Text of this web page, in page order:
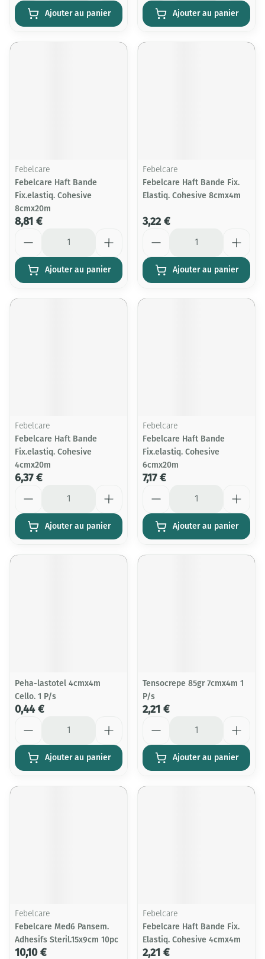
Ajouter au panier Ajouter au panier
Febelcare
Febelcare Haft Bande
Fix.elastiq. Cohesive
8cmx20m
8,81 €
Ajouter au panier
Febelcare
Febelcare Haft Bande Fix.
Elastiq. Cohesive 8cmx4m
3,22 €
Ajouter au panier
Febelcare
Febelcare Haft Bande
Fix.elastiq. Cohesive
4cmx20m
6,37 €
Ajouter au panier
Febelcare
Febelcare Haft Bande
Fix.elastiq. Cohesive
6cmx20m
7,17 €
Ajouter au panier
Peha-lastotel 4cmx4m
Cello. 1 P/s
0,44 €
Ajouter au panier
Tensocrepe 85gr 7cmx4m 1
P/s
2,21 €
Ajouter au panier
Febelcare
Febelcare Med6 Pansem.
Adhesifs Steril.15x9cm 10pc
10,10 €
Febelcare
Febelcare Haft Bande Fix.
Elastiq. Cohesive 4cmx4m
2,21 €